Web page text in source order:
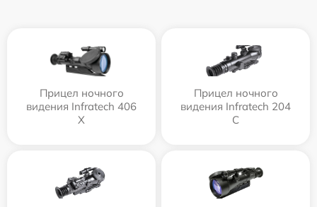
Прицел ночного
видения Infratech 406
Х
Прицел ночного
видения Infratech 204
С